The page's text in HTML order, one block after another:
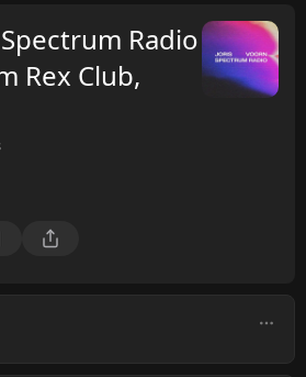
Radio
Rex Club,